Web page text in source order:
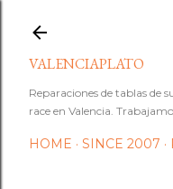
VALENCIAPLATO
Reparaciones de tablas de
race en Valencia.
HOME SINCE 2007